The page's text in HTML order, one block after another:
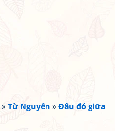
»Từ Nguyễn »Đâu đó giữa